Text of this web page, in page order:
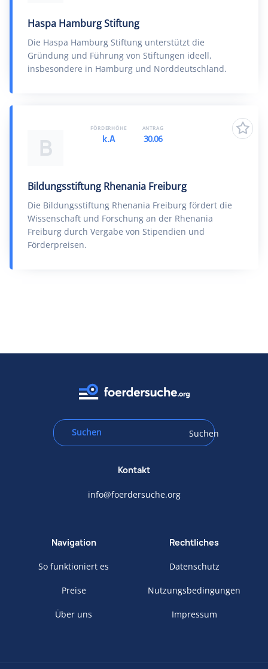
Haspa Hamburg Stiftung
Die Haspa Hamburg Stiftung unterstützt die
Gründung und Führung von Stiftungen ideell,
insbesondere in Hamburg und Norddeutschland.
B
Bildungsstiftung Rhenania Freiburg
Die Bildungsstiftung Rhenania Freiburg fördert die
Wissenschaft und Forschung an der Rhenania
Freiburg durch Vergabe von Stipendien und
Förderpreisen.
FÖRDERHÖHE
k.A
ANTRAG
30.06
Suchen
Kontakt
info@foerdersuche.org
Navigation
So funktioniert es
Preise
Über uns
Rechtliches
Datenschutz
Nutzungsbedingungen
Impressum